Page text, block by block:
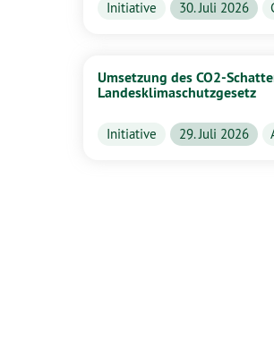
Initiative 30. Juli 2026
Umsetzung des CO2-
Landesklimaschutzgesetz
Initiative 29. Juli 2026